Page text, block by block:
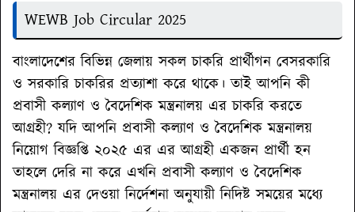
WEWB Job Circular 2025
বাংলাদেশের বিভিন্ন জেলায় সকল চাকরি প্রার্থীগন বেসরকারি
ও সরকারি চাকরির প্রত্যাশা করে থাকে। তাই আপনি কী
প্রবাসী কল্যাণ ও বৈদেশিক মন্ত্রনালয় এর চাকরি করতে
আগ্রহী? যদি আপনি প্রবাসী কল্যাণ ও বৈদেশিক মন্ত্রনালয়
নিয়োগ বিজ্ঞপ্তি ২০২৫ এর এর আগ্রহী একজন প্রার্থী হন
তাহলে দেরি না করে এখনি প্রবাসী কল্যাণ ও বৈদেশিক
মন্ত্রনালয় এর দেওয়া নির্দেশনা অনুযায়ী নিদিষ্ট সময়ের মধ্যে